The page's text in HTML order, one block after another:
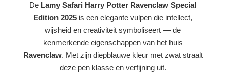
De Lamy Safari Harry Potter Ravenclaw Special
Edition 2025 is een elegante vulpen die intellect,
wijsheid en creativiteit symboliseert — de
kenmerkende eigenschappen van het huis
Ravenclaw. Met zijn diepblauwe kleur met zwat straalt
deze pen klasse en verfijning uit.